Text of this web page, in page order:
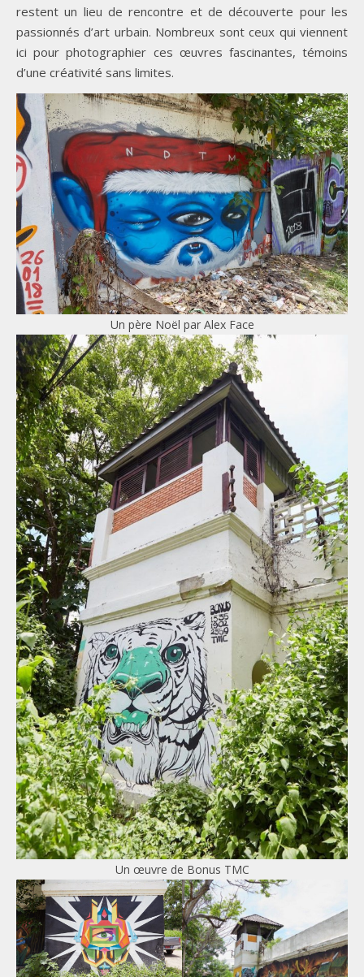
restent un lieu de rencontre et de découverte pour les
passionnés d’art urbain. Nombreux sont ceux qui viennent
ici pour photographier ces œuvres fascinantes, témoins
d’une créativité sans limites.
Un père Noël par Alex Face
Un œuvre de Bonus TMC